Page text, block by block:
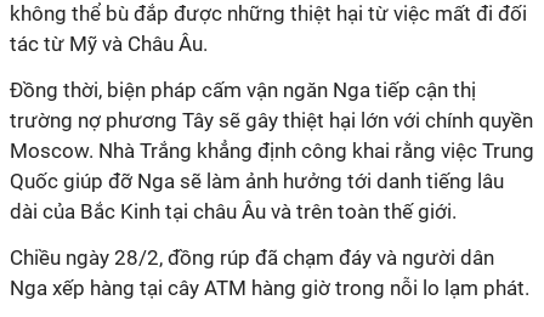
không thể bù đắp được những thiệt hại từ việc mất đi đối
tác từ Mỹ và Châu Âu.
Đồng thời, biện pháp cấm vận ngăn Nga tiếp cận thị
trường nợ phương Tây sẽ gây thiệt hại lớn với chính quyền
Moscow. Nhà Trắng khẳng định công khai rằng việc Trung
Quốc giúp đỡ Nga sẽ làm ảnh hưởng tới danh tiếng lâu
dài của Bắc Kinh tại châu Âu và trên toàn thế giới.
Chiều ngày 28/2, đồng rúp đã chạm đáy và người dân
Nga xếp hàng tại cây ATM hàng giờ trong nỗi lo lạm phát.